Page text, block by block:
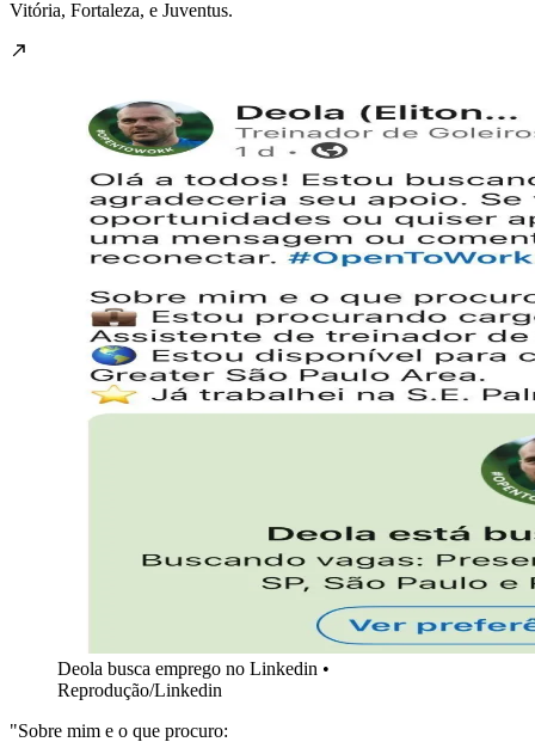
Vitória, Fortaleza, e Juventus.
Deola busca emprego no Linkedin •
Reprodução/Linkedin
"Sobre mim e o que procuro: